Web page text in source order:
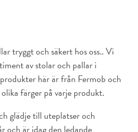
tryggt och säkert hos oss.. Vi
av stolar och pallar i
här är från Fermob och
färger på varje produkt.
glädje till uteplatser och
och är idag den ledande